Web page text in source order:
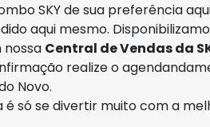
SKY de sua preferência
aqui mesmo.
nossa Central de Vendas da
realize o
Novo.
é só se divertir muito com a